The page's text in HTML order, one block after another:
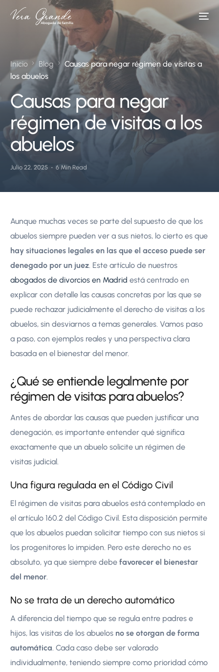
Inicio Blog
Causas para negar régimen de visitas a
los abuelos
Causas para negar
régimen de visitas a los
abuelos
Julio 22, 2025 6 Min Read
Aunque muchas veces se parte del supuesto de que los
abuelos siempre pueden ver a sus nietos, lo cierto es que
hay situaciones legales en las que el acceso puede ser
denegado por un juez. Este artículo de nuestros
abogados de divorcios en Madrid está centrado en
explicar con detalle las causas concretas por las que se
puede rechazar judicialmente el derecho de visitas a los
abuelos, sin desviarnos a temas generales. Vamos paso
a paso, con ejemplos reales y una perspectiva clara
basada en el bienestar del menor.
¿Qué se entiende legalmente por
régimen de visitas para abuelos?
Antes de abordar las causas que pueden justificar una
denegación, es importante entender qué significa
exactamente que un abuelo solicite un régimen de
visitas judicial.
Una figura regulada en el Código Civil
El régimen de visitas para abuelos está contemplado en
el artículo 160.2 del Código Civil. Esta disposición permite
que los abuelos puedan solicitar tiempo con sus nietos si
los progenitores lo impiden. Pero este derecho no es
absoluto, ya que siempre debefavorecer el bienestar
del menor.
No se trata de un derecho automático
A diferencia del tiempo que se regula entre padres e
hijos, las visitas de los abuelos no se otorgan de forma
automática. Cada caso debe ser valorado
individualmente, teniendo siempre como prioridad cómo